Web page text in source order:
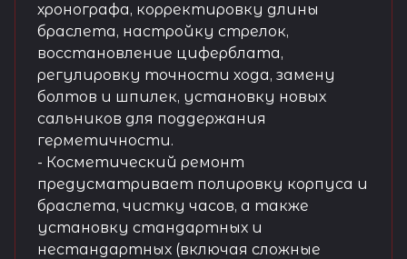
хронографа, корректировку длины
браслета, настройку стрелок,
восстановление циферблата,
регулировку точности хода, замену
болтов и шпилек, установку новых
сальников для поддержания
герметичности.
- Косметический ремонт
предусматривает полировку корпуса и
браслета, чистку часов, а также
установку стандартных и
нестандартных (включая сложные